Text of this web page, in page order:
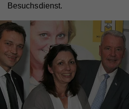
Besuchsdienst.